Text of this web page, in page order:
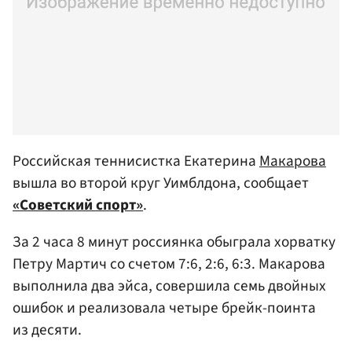
Российская теннисистка ЕкатеринаМакарова
вышла во второй круг Уимблдона, сообщает
«Советский спорт».
За 2 часа 8 минут россиянка обыграла хорватку
Петру Мартич со счетом 7:6, 2:6, 6:3. Макарова
выполнила два эйса, совершила семь двойных
ошибок и реализовала четыре брейк-поинта
из десяти.